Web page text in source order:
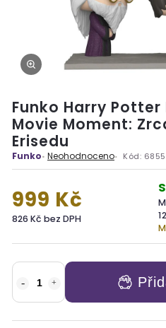
Funko Harry Potter
Movie Moment:
Erisedu
Funko Neohodnoceno Kód: 6855
999 Kč
826 Kč bez DPH